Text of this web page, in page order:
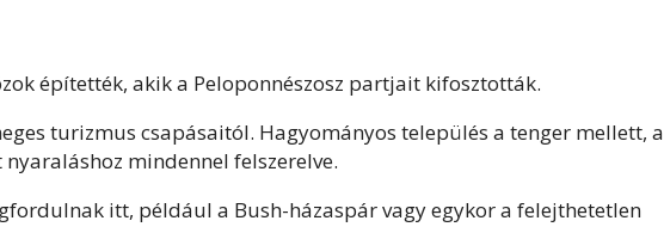
építették, akik a Peloponnészosz partjait kifosztották.
turizmus csapásaitól. Hagyományos település a tenger mellett, a
mindennel felszerelve.
itt, például a Bush-házaspár vagy egykor a felejthetetlen